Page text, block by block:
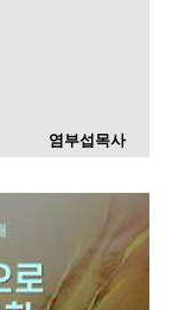
염부섭목사